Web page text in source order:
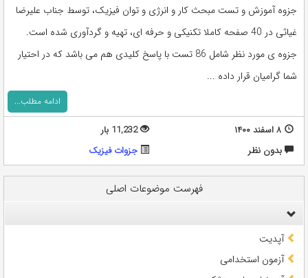
جزوه آموزش و تست مبحث کار و انرژی و توان فیزیک، توسط جناب علیرضا
غیاثی‌‎ در 40 صفحه کاملا تکنیکی و حرفه ای، تهیه و گردآوری شده است.
جزوه ی مورد نظر شامل 86 تست با پاسخ کلیدی هم می باشد که در احتیار
شما گرامیان قرار داده ...
ادامه مطلب...
۸ اسفند ۱۴۰۰
11,232 بار
بدون نظر
جزوات فیزیک
فهرست موضوعات اصلی
آپدیت
آزمون استخدامی